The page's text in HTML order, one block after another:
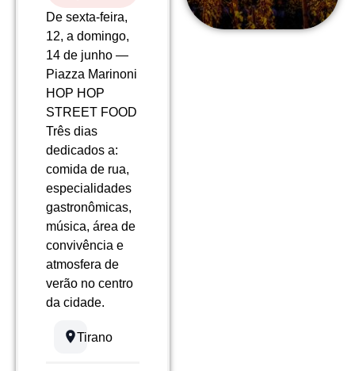
De sexta-feira,
12, a domingo,
14 de junho —
Piazza Marinoni
HOP HOP
STREET FOOD
Três dias
dedicados a:
comida de rua,
especialidades
gastronômicas,
música, área de
convivência e
atmosfera de
verão no centro
da cidade.
Tirano